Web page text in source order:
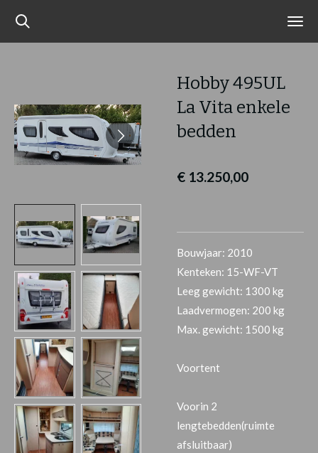
Ga
Hobby 495UL
La Vita enkele
bedden
€ 13.250,00
Bouwjaar: 2010
Kenteken: 15-WF-VT
Leeg gewicht: 1300 kg
Laadvermogen: 200 kg
Max. gewicht: 1500 kg
Voortent
Voorin 2
lengtebedden(ruimte
afsluitbaar)